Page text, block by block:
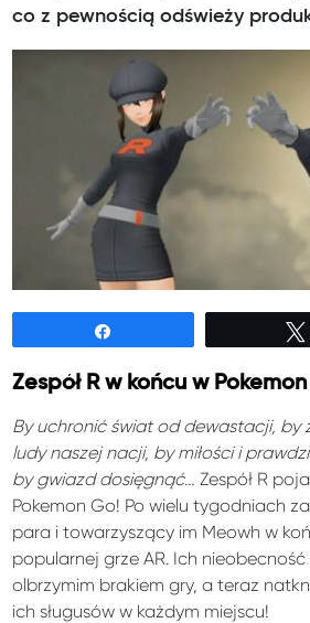
co z pewnością odświeży
Zespół R w końcu w
By uchronić świat od dewastacji, by
ludy naszej nacji, by miłości i
by gwiazd dosięgnąć… Zespół R
Pokemon Go! Po wielu tygodniach
para i towarzyszący im Meowh w
popularnej grze AR. Ich
olbrzymim brakiem gry, a teraz
ich sługusów w każdym miejscu!